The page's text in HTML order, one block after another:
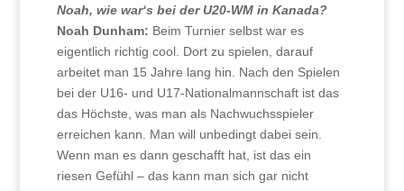
Noah, wie war‘s bei der U20-WM in Kanada?
Noah Dunham: Beim Turnier selbst war es
eigentlich richtig cool. Dort zu spielen, darauf
arbeitet man 15 Jahre lang hin. Nach den Spielen
bei der U16- und U17-Nationalmannschaft ist das
das Höchste, was man als Nachwuchsspieler
erreichen kann. Man will unbedingt dabei sein.
Wenn man es dann geschafft hat, ist das ein
riesen Gefühl – das kann man sich gar nicht